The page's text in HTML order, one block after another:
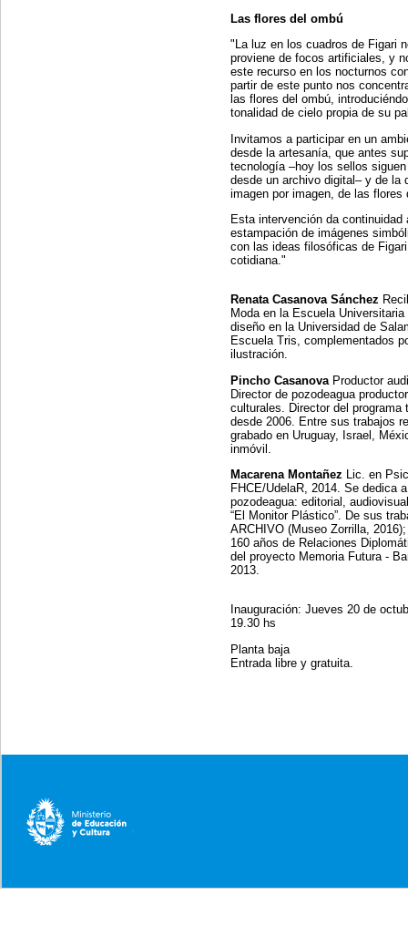
Las flores del ombú
"La luz en los cuadros de Figari
proviene de focos artificiales, y
este recurso en los nocturnos
partir de este punto nos
las flores del ombú,
tonalidad de cielo propia de su
Invitamos a participar en un
desde la artesanía, que antes
tecnología –hoy los sellos
desde un archivo digital– y de la
imagen por imagen, de las
Esta intervención da
estampación de imágenes
con las ideas filosóficas de
cotidiana."
Renata Casanova Sánchez
Moda en la Escuela
diseño en la Universidad de
Escuela Tris, complementados
ilustración.
Pincho Casanova Productor
Director de pozodeagua
culturales. Director del programa
desde 2006. Entre sus trabajos
grabado en Uruguay, Israel,
inmóvil.
Macarena Montañez Lic. en
FHCE/UdelaR, 2014. Se dedica
pozodeagua: editorial,
“El Monitor Plástico”. De sus
ARCHIVO (Museo Zorrilla,
160 años de Relaciones
del proyecto Memoria Futura -
2013.
Inauguración: Jueves 20 de
19.30 hs
Planta baja
Entrada libre y gratuita.